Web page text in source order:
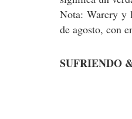
Nota: Warcry y
de agosto, con
SUFRIENDO